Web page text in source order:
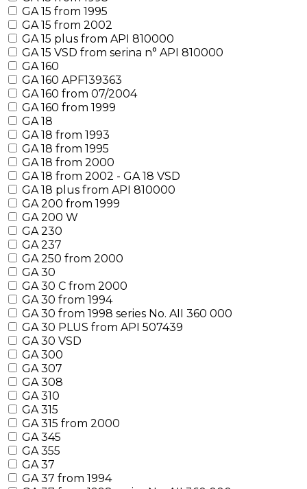
GA 15 from 1995
GA 15 from 2002
GA 15 plus from API 810000
GA 15 VSD from serina n° API 810000
GA 160
GA 160 APF139363
GA 160 from 07/2004
GA 160 from 1999
GA 18
GA 18 from 1993
GA 18 from 1995
GA 18 from 2000
GA 18 from 2002 - GA 18 VSD
GA 18 plus from API 810000
GA 200 from 1999
GA 200 W
GA 230
GA 237
GA 250 from 2000
GA 30
GA 30 C from 2000
GA 30 from 1994
GA 30 from 1998 series No. AII 360 000
GA 30 PLUS from API 507439
GA 30 VSD
GA 300
GA 307
GA 308
GA 310
GA 315
GA 315 from 2000
GA 345
GA 355
GA 37
GA 37 from 1994